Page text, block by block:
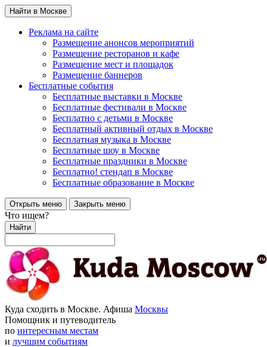
Найти в Москве
Реклама на сайте
Размещение анонсов мероприятий
Размещение ресторанов и кафе
Размещение мест и площадок
Размещение баннеров
Бесплатные события
Бесплатные выставки в Москве
Бесплатные фестивали в Москве
Бесплатно с детьми в Москве
Бесплатный активный отдых в Москве
Бесплатная музыка в Москве
Бесплатные шоу в Москве
Бесплатные праздники в Москве
Бесплатно! стендап в Москве
Бесплатные образование в Москве
Открыть меню Закрыть меню
Что ищем?
Найти
Куда сходить в Москве. Афиша Москвы
Помощник и путеводитель
по интересным местам
и лучшим событиям